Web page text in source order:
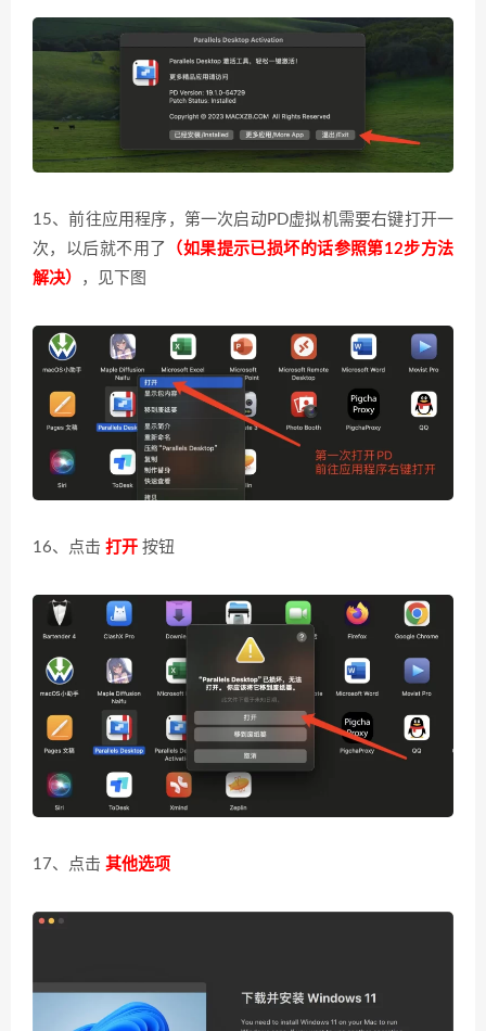
15、前往应用程序，第一次启动PD虚拟机需要右键打开一
次，以后就不用了
（如果提示已损坏的话参照第12步方法
解决）
，见下图
16、点击 打开 按钮
17、点击 其他选项